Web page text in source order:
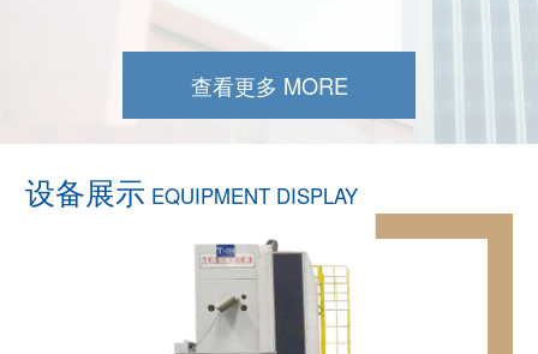
查看更多 MORE
设备展示 EQUIPMENT DISPLAY